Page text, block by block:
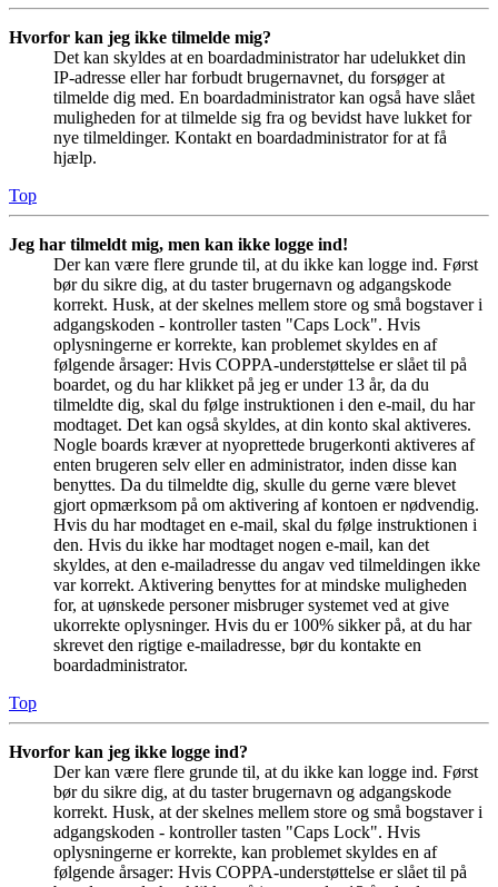
Hvorfor kan jeg ikke tilmelde mig?
Det kan skyldes at en boardadministrator har udelukket din
IP-adresse eller har forbudt brugernavnet, du forsøger at
tilmelde dig med. En boardadministrator kan også have slået
muligheden for at tilmelde sig fra og bevidst have lukket for
nye tilmeldinger. Kontakt en boardadministrator for at få
hjælp.
Top
Jeg har tilmeldt mig, men kan ikke logge ind!
Der kan være flere grunde til, at du ikke kan logge ind. Først
bør du sikre dig, at du taster brugernavn og adgangskode
korrekt. Husk, at der skelnes mellem store og små bogstaver i
adgangskoden - kontroller tasten "Caps Lock". Hvis
oplysningerne er korrekte, kan problemet skyldes en af
følgende årsager: Hvis COPPA-understøttelse er slået til på
boardet, og du har klikket på jeg er under 13 år, da du
tilmeldte dig, skal du følge instruktionen i den e-mail, du har
modtaget. Det kan også skyldes, at din konto skal aktiveres.
Nogle boards kræver at nyoprettede brugerkonti aktiveres af
enten brugeren selv eller en administrator, inden disse kan
benyttes. Da du tilmeldte dig, skulle du gerne være blevet
gjort opmærksom på om aktivering af kontoen er nødvendig.
Hvis du har modtaget en e-mail, skal du følge instruktionen i
den. Hvis du ikke har modtaget nogen e-mail, kan det
skyldes, at den e-mailadresse du angav ved tilmeldingen ikke
var korrekt. Aktivering benyttes for at mindske muligheden
for, at uønskede personer misbruger systemet ved at give
ukorrekte oplysninger. Hvis du er 100% sikker på, at du har
skrevet den rigtige e-mailadresse, bør du kontakte en
boardadministrator.
Top
Hvorfor kan jeg ikke logge ind?
Der kan være flere grunde til, at du ikke kan logge ind. Først
bør du sikre dig, at du taster brugernavn og adgangskode
korrekt. Husk, at der skelnes mellem store og små bogstaver i
adgangskoden - kontroller tasten "Caps Lock". Hvis
oplysningerne er korrekte, kan problemet skyldes en af
følgende årsager: Hvis COPPA-understøttelse er slået til på